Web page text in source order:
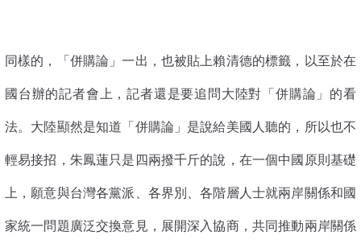
同樣的，「併購論」一出，也被貼上賴清德的標籤，以至於在
國台辦的記者會上，記者還是要追問大陸對「併購論」的看
法。大陸顯然是知道「併購論」是說給美國人聽的，所以也不
輕易接招，朱鳳蓮只是四兩撥千斤的說，在一個中國原則基礎
上，願意與台灣各黨派、各界別、各階層人士就兩岸關係和國
家統一問題廣泛交換意見，展開深入協商，共同推動兩岸關係